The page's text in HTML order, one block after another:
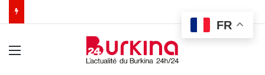
FR